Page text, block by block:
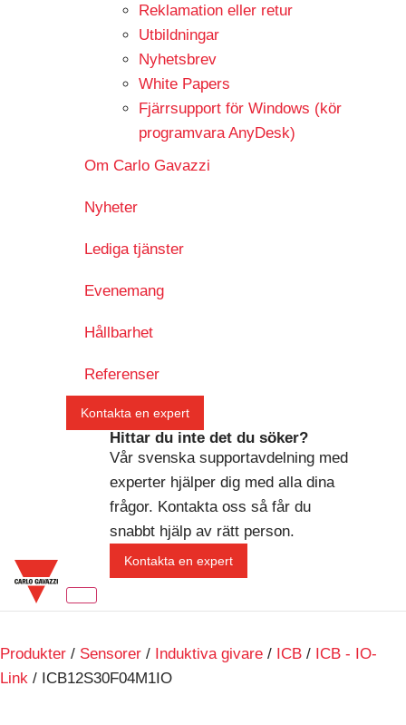
Reklamation eller retur
Utbildningar
Nyhetsbrev
White Papers
Fjärrsupport för Windows (kör
programvara AnyDesk)
Om Carlo Gavazzi
Nyheter
Lediga tjänster
Evenemang
Hållbarhet
Referenser
Kontakta en expert
Hittar du inte det du söker?
Vår svenska supportavdelning med
experter hjälper dig med alla dina
frågor. Kontakta oss så får du
snabbt hjälp av rätt person.
Kontakta en expert
Produkter / Sensorer / Induktiva givare / ICB / ICB - IO-
Link / ICB12S30F04M1IO